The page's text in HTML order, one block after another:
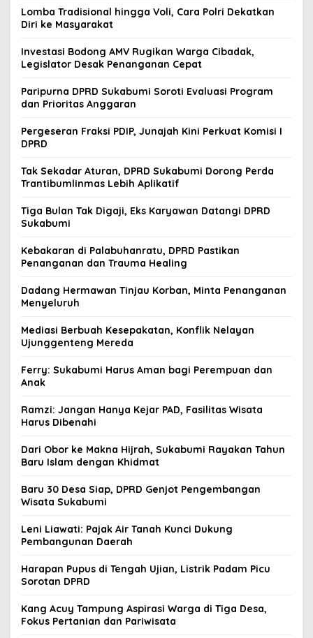
Lomba Tradisional hingga Voli, Cara Polri Dekatkan
Diri ke Masyarakat
Investasi Bodong AMV Rugikan Warga Cibadak,
Legislator Desak Penanganan Cepat
Paripurna DPRD Sukabumi Soroti Evaluasi Program
dan Prioritas Anggaran
Pergeseran Fraksi PDIP, Junajah Kini Perkuat Komisi I
DPRD
Tak Sekadar Aturan, DPRD Sukabumi Dorong Perda
Trantibumlinmas Lebih Aplikatif
Tiga Bulan Tak Digaji, Eks Karyawan Datangi DPRD
Sukabumi
Kebakaran di Palabuhanratu, DPRD Pastikan
Penanganan dan Trauma Healing
Dadang Hermawan Tinjau Korban, Minta Penanganan
Menyeluruh
Mediasi Berbuah Kesepakatan, Konflik Nelayan
Ujunggenteng Mereda
Ferry: Sukabumi Harus Aman bagi Perempuan dan
Anak
Ramzi: Jangan Hanya Kejar PAD, Fasilitas Wisata
Harus Dibenahi
Dari Obor ke Makna Hijrah, Sukabumi Rayakan Tahun
Baru Islam dengan Khidmat
Baru 30 Desa Siap, DPRD Genjot Pengembangan
Wisata Sukabumi
Leni Liawati: Pajak Air Tanah Kunci Dukung
Pembangunan Daerah
Harapan Pupus di Tengah Ujian, Listrik Padam Picu
Sorotan DPRD
Kang Acuy Tampung Aspirasi Warga di Tiga Desa,
Fokus Pertanian dan Pariwisata